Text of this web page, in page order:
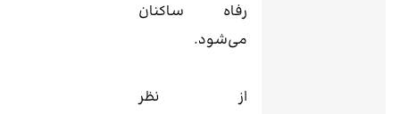
رفاه ساکنان
می‌شود.
از نظر